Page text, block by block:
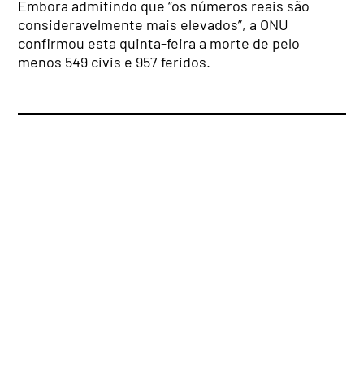
Embora admitindo que “os números reais são
consideravelmente mais elevados”, a ONU
confirmou esta quinta-feira a morte de pelo
menos 549 civis e 957 feridos.